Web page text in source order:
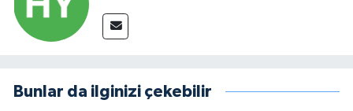
Bunlar da ilginizi çekebilir